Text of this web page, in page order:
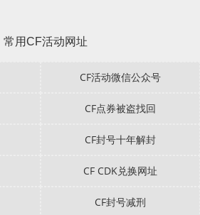
常用CF活动网址
CF活动微信公众号
CF点券被盗找回
CF封号十年解封
CF CDK兑换网址
CF封号减刑